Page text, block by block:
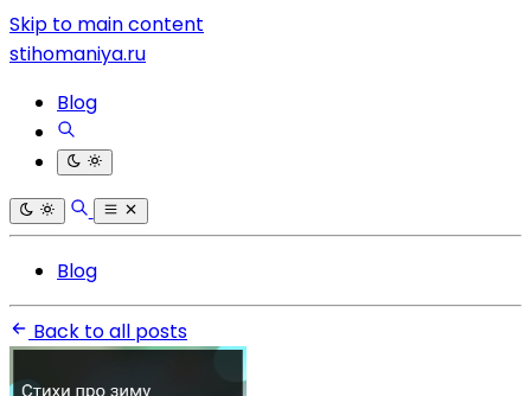
Skip to main content
stihomaniya.ru
Blog
Blog
Back to all posts